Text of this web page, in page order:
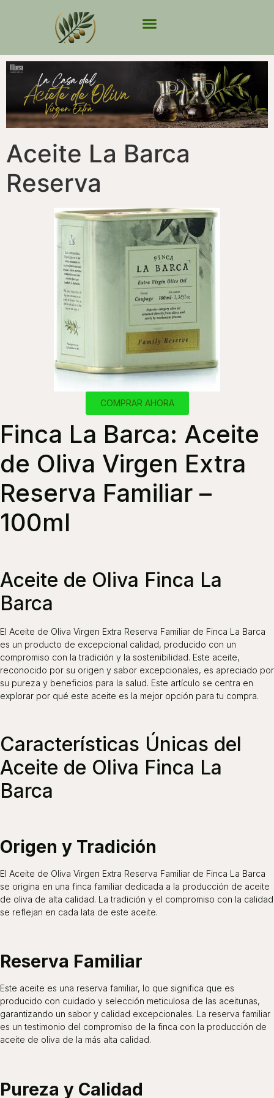
Aceite La Barca
Reserva
COMPRAR AHORA
Finca La Barca: Aceite
de Oliva Virgen Extra
Reserva Familiar –
100ml
Aceite de Oliva Finca La
Barca
El Aceite de Oliva Virgen Extra Reserva Familiar de Finca La Barca
es un producto de excepcional calidad, producido con un
compromiso con la tradición y la sostenibilidad. Este aceite,
reconocido por su origen y sabor excepcionales, es apreciado por
su pureza y beneficios para la salud. Este artículo se centra en
explorar por qué este aceite es la mejor opción para tu compra.
Características Únicas del
Aceite de Oliva Finca La
Barca
Origen y Tradición
El Aceite de Oliva Virgen Extra Reserva Familiar de Finca La Barca
se origina en una finca familiar dedicada a la producción de aceite
de oliva de alta calidad. La tradición y el compromiso con la calidad
se reflejan en cada lata de este aceite.
Reserva Familiar
Este aceite es una reserva familiar, lo que significa que es
producido con cuidado y selección meticulosa de las aceitunas,
garantizando un sabor y calidad excepcionales. La reserva familiar
es un testimonio del compromiso de la finca con la producción de
aceite de oliva de la más alta calidad.
Pureza y Calidad